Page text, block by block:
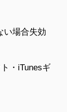
い場合失効
・iTunesギ